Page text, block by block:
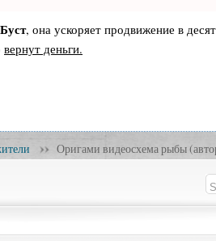
Буст, она ускоряет продвижение в
вернут деньги.
Оригами видеосхема рыбы